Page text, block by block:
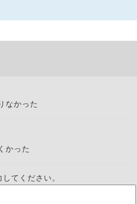
なかった
かった
てください。